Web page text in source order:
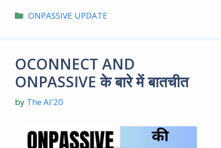
Categories
ONPASSIVE UPDATE
OCONNECT AND
ONPASSIVE के बारे में बातचीत
by The AI'20